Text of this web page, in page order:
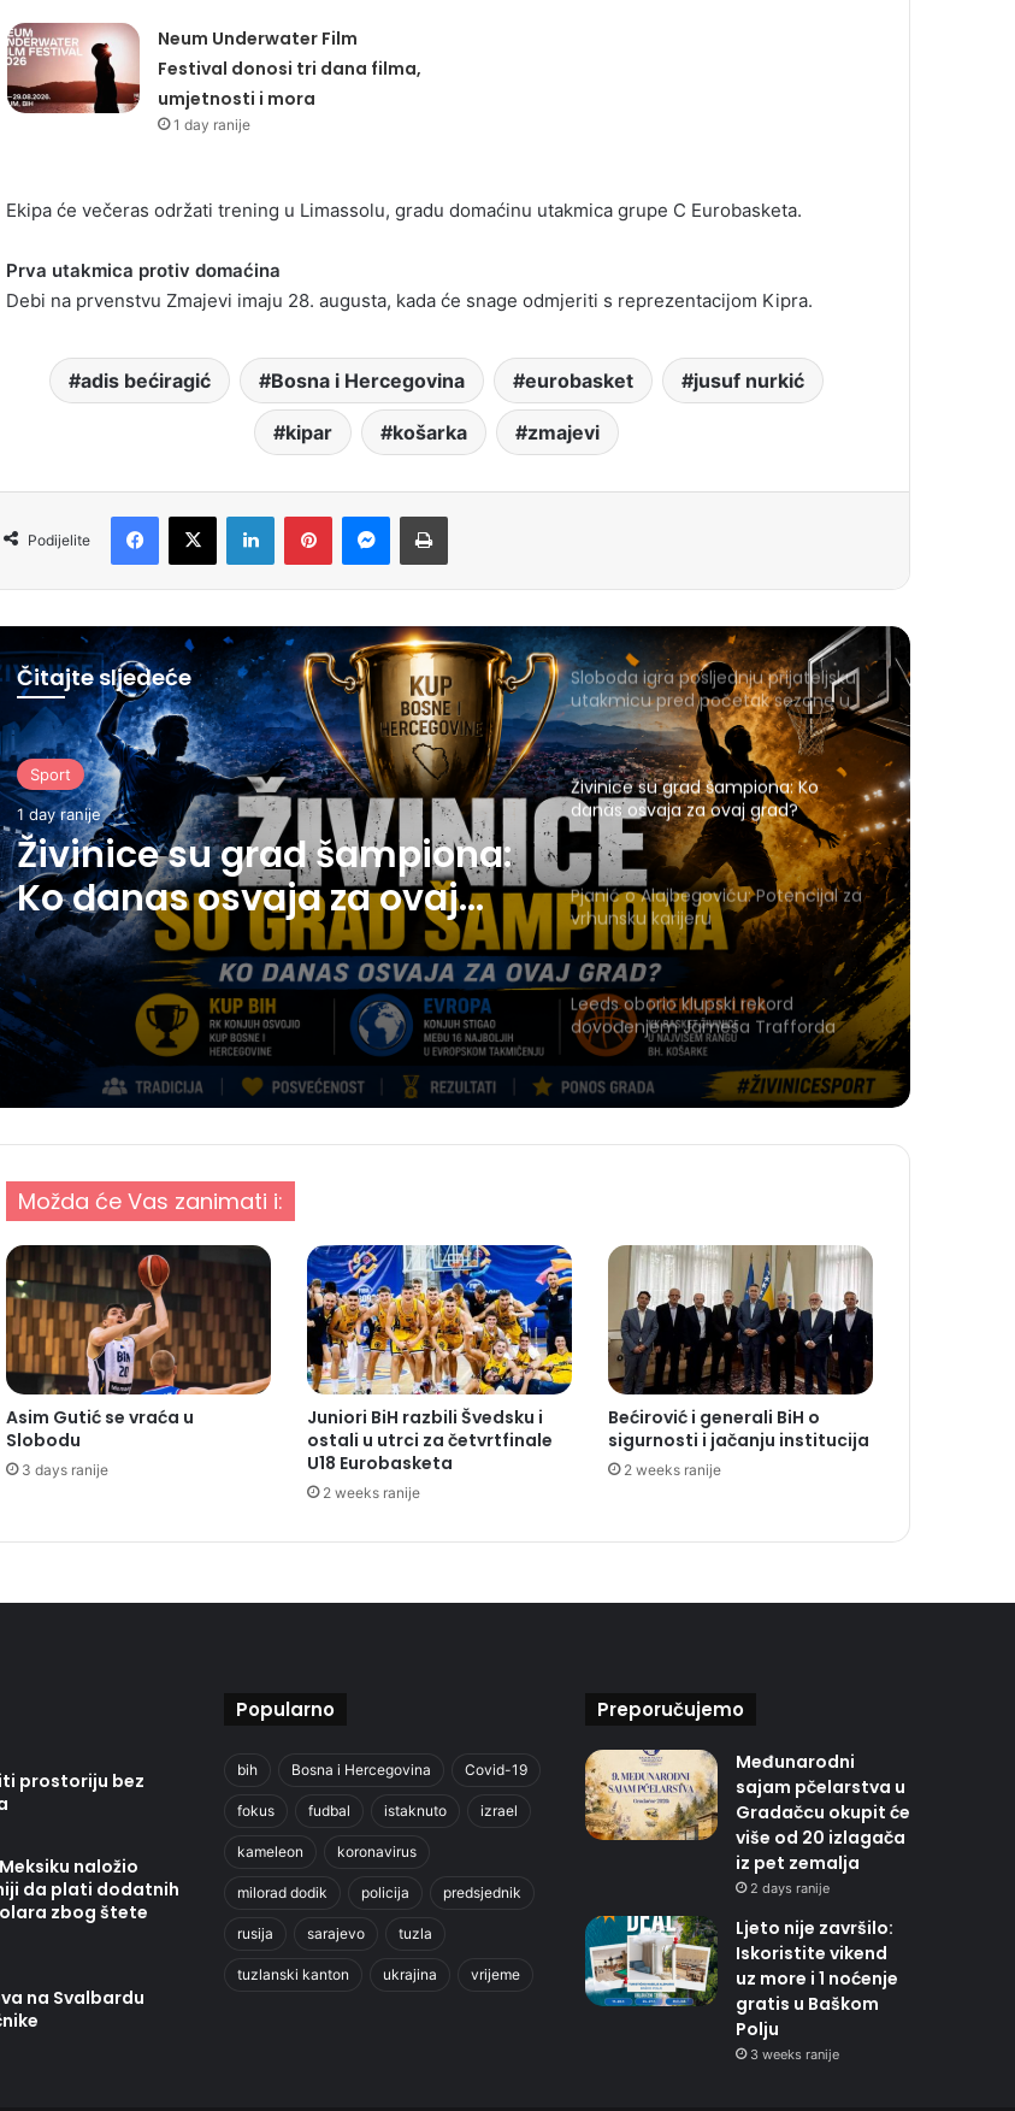
Neum Underwater Film
Festival donosi tri dana filma,
umjetnosti i mora
1 day ranije
Ekipa će večeras održati trening u Limassolu, gradu domaćinu utakmica grupe C Eurobasketa.
Prva utakmica protiv domaćina
Debi na prvenstvu Zmajevi imaju 28. augusta, kada će snage odmjeriti s reprezentacijom Kipra.
adis bećiragić Bosna i Hercegovina eurobasket jusuf nurkić
kipar košarka zmajevi
Podijelite
Čitajte sljedeće
Sport
1 day ranije
Živinice su grad šampiona:
Ko danas osvaja za ovaj
grad?
Sloboda igra posljednju prijateljsku
utakmicu pred početak sezone u
Gračanici
Živinice su grad šampiona: Ko
danas osvaja za ovaj grad?
Pjanić o Alajbegoviću: Potencijal za
vrhunsku karijeru
Leeds oborio klupski rekord
dovođenjem Jamesa Trafforda
Možda će Vas zanimati i:
Asim Gutić se vraća u
Slobodu
3 days ranije
Juniori BiH razbili Švedsku i
ostali u utrci za četvrtfinale
U18 Eurobasketa
2 weeks ranije
Bećirović i generali BiH o
sigurnosti i jačanju institucija
2 weeks ranije
prostoriju bez
naložio
da plati dodatnih
zbog štete
na Svalbardu
Popularno
bih Bosna i Hercegovina Covid-19
fokus fudbal istaknuto izrael
kameleon koronavirus
milorad dodik policija predsjednik
rusija sarajevo tuzla
tuzlanski kanton ukrajina vrijeme
Preporučujemo
Međunarodni
sajam pčelarstva u
Gradačcu okupit će
više od 20 izlagača
iz pet zemalja
2 days ranije
Ljeto nije završilo:
Iskoristite vikend
uz more i 1 noćenje
gratis u Baškom
Polju
3 weeks ranije